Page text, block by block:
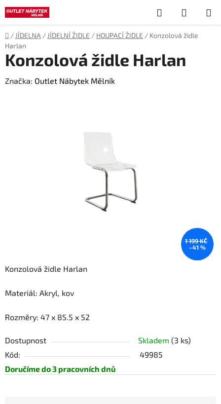
Přejít
na
obsah
Hledat
KOŠÍK
Domů
/ JÍDELNA / JÍDELNÍ ŽIDLE / HOUPACÍ ŽIDLE / Konzolová židle
Harlan
Konzolová židle Harlan
Materiál: Akryl, kov
Rozměry: 47 x 85.5 x 52
Dostupnost Skladem (3 ks)
Kód:
49985
Doručíme do 3 pracovních dnů
Konzolová židle Harlan
Značka: Outlet Nábytek Mělník
1 199 KČ
–41 %